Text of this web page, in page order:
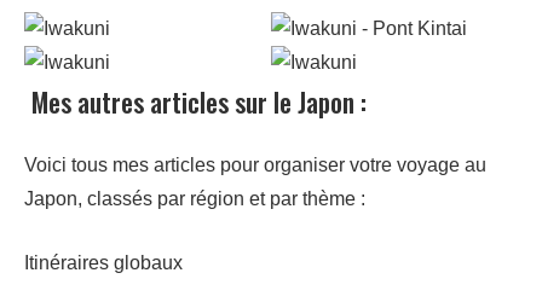
Mes autres articles sur le Japon :
Voici tous mes articles pour organiser votre voyage au
Japon, classés par région et par thème :
Itinéraires globaux